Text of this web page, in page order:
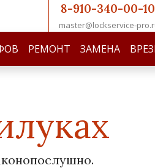
8-910-340-00-10
master@lockservice-
РЕМОНТ ЗАМЕНА